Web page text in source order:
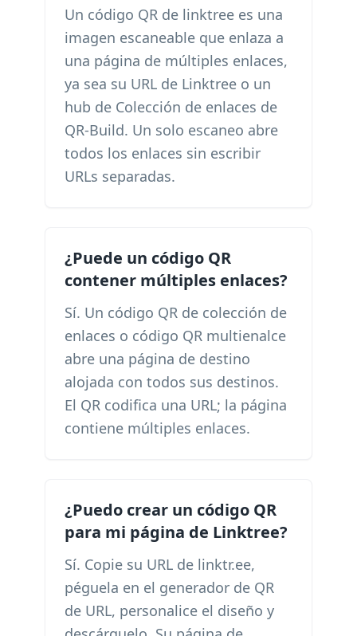
Un código QR de linktree es una
imagen escaneable que enlaza a
una página de múltiples enlaces,
ya sea su URL de Linktree o un
hub de Colección de enlaces de
QR-Build. Un solo escaneo abre
todos los enlaces sin escribir
URLs separadas.
¿Puede un código QR
contener múltiples enlaces?
Sí. Un código QR de colección de
enlaces o código QR multienalce
abre una página de destino
alojada con todos sus destinos.
El QR codifica una URL; la página
contiene múltiples enlaces.
¿Puedo crear un código QR
para mi página de Linktree?
Sí. Copie su URL de linktr.ee,
péguela en el generador de QR
de URL, personalice el diseño y